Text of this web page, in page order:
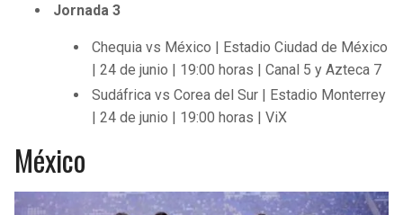
Jornada 3
Chequia vs México | Estadio Ciudad de México
| 24 de junio | 19:00 horas | Canal 5 y Azteca 7
Sudáfrica vs Corea del Sur | Estadio Monterrey
| 24 de junio | 19:00 horas | ViX
México